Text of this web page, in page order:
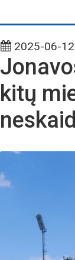
2025-06-12
kitų